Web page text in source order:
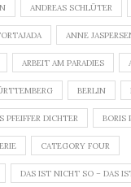
ANDREAS SCHLÜTER
ANNE
ARBEIT AM PARADIES
BERLIN
PFEIFFER DICHTER BORIS
CATEGORY FOUR
DAS IST NICHT SO – DAS